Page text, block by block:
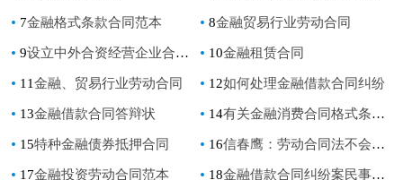
7金融格式条款合同范本 8金融贸易行业劳动合同
9设立中外合资经营企业合同（金融4） 10金融租赁合同
11金融、贸易行业劳动合同 12如何处理金融借款合同纠纷
13金融借款合同答辩状 14有关金融消费合同格式条款问题探讨对青海金融机构的调研论文
15特种金融债券抵押合同 16信春鹰：劳动合同法不会因金融危机而修改
17金融投资劳动合同范本 18金融借款合同纠纷案民事判决书